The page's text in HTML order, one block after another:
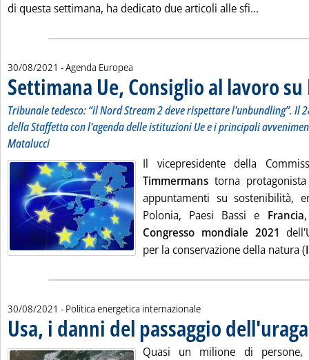
di questa settimana, ha dedicato due articoli alle sfi...
30/08/2021 - Agenda Europea
Settimana Ue, Consiglio al lavoro
Tribunale tedesco: “il Nord Stream 2 deve rispettare l'unbundling”. Il
della Staffetta con l'agenda delle istituzioni Ue e i principali
Matalucci
Il vicepresidente della
Timmermans torna
appuntamenti su sostenibilità,
Polonia, Paesi Bassi e Francia
Congresso mondiale 2021
per la conservazione della natura (I
30/08/2021 - Politica energetica internazionale
Usa, i danni del passaggio
Quasi un milione di persone,